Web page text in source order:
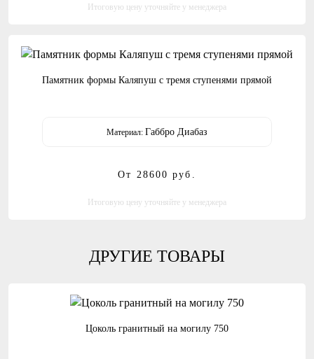
Итоговую цену уточняйте у менеджера
Памятник формы Каляпуш с тремя ступенями прямой
Материал: Габбро Диабаз
От 28600 руб.
Итоговую цену уточняйте у менеджера
ДРУГИЕ ТОВАРЫ
Цоколь гранитный на могилу 750